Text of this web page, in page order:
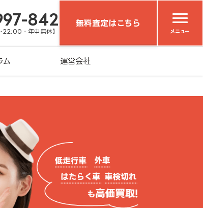
842
22:00・年中無休】
無料査定はこちら
メニュー
ム 運営会社